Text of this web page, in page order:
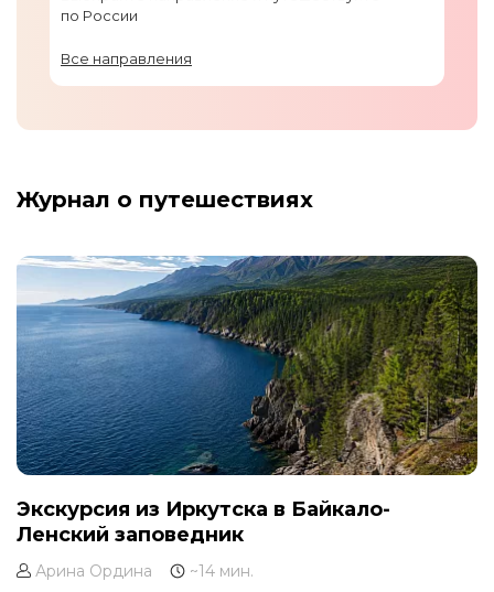
по России
Все направления
Журнал о путешествиях
Экскурсия из Иркутска в Байкало-
Ленский заповедник
Арина Ордина
~14 мин.